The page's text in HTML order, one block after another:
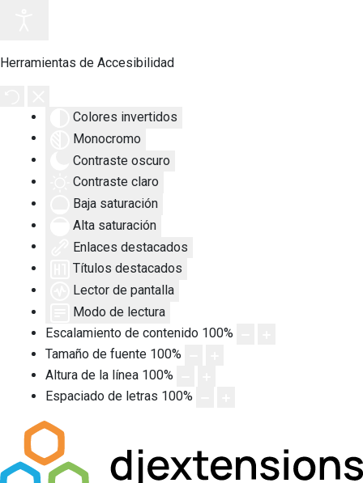
Herramientas de Accesibilidad
Colores invertidos
Monocromo
Contraste oscuro
Contraste claro
Baja saturación
Alta saturación
Enlaces destacados
Títulos destacados
Lector de pantalla
Modo de lectura
Escalamiento de contenido 100%
Tamaño de fuente 100%
Altura de la línea 100%
Espaciado de letras 100%